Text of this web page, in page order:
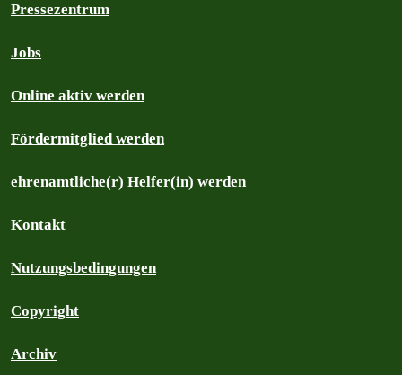
Pressezentrum
Jobs
Online aktiv werden
Fördermitglied werden
ehrenamtliche(r) Helfer(in) werden
Kontakt
Nutzungsbedingungen
Copyright
Archiv